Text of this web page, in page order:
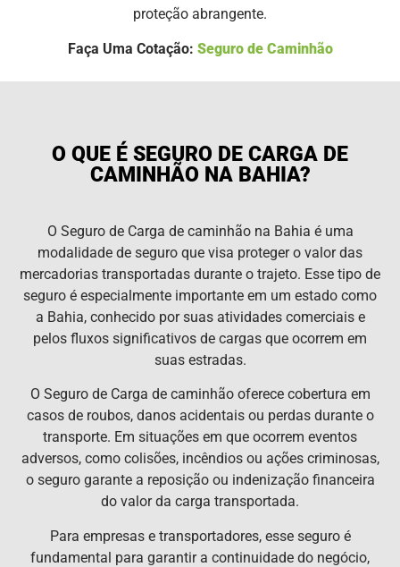
proteção abrangente.
Faça Uma Cotação: Seguro de Caminhão
O QUE É SEGURO DE CARGA DE
CAMINHÃO NA BAHIA?
O Seguro de Carga de caminhão na Bahia é uma
modalidade de seguro que visa proteger o valor das
mercadorias transportadas durante o trajeto. Esse tipo de
seguro é especialmente importante em um estado como
a Bahia, conhecido por suas atividades comerciais e
pelos fluxos significativos de cargas que ocorrem em
suas estradas.
O Seguro de Carga de caminhão oferece cobertura em
casos de roubos, danos acidentais ou perdas durante o
transporte. Em situações em que ocorrem eventos
adversos, como colisões, incêndios ou ações criminosas,
o seguro garante a reposição ou indenização financeira
do valor da carga transportada.
Para empresas e transportadores, esse seguro é
fundamental para garantir a continuidade do negócio,